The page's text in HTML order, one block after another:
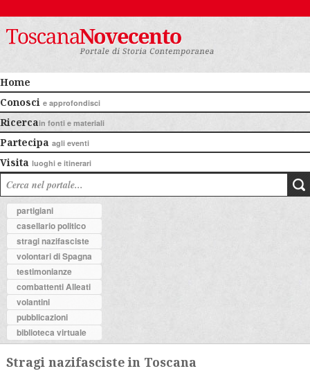
Home
Conosci e approfondisci
Ricercain fonti e materiali
Partecipa agli eventi
Visita luoghi e itinerari
partigiani
casellario politico
stragi nazifasciste
volontari di Spagna
testimonianze
combattenti Alleati
volantini
pubblicazioni
biblioteca virtuale
Stragi nazifasciste in Toscana